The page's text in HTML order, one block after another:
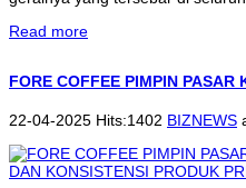
Read more
FORE COFFEE PIMPIN PASAR
22-04-2025 Hits:1402 BIZNEWS